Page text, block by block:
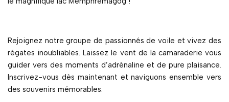
Rejoignez notre groupe de passionnés de voile et vivez des
régates inoubliables. Laissez le vent de la camaraderie vous
guider vers des moments d’adrénaline et de pure plaisance.
Inscrivez-vous dès maintenant et naviguons ensemble vers
des souvenirs mémorables.